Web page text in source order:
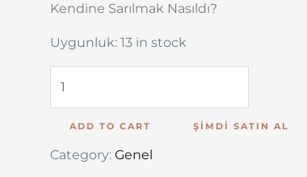
Kendine Sarılmak Nasıldı?
Uygunluk: 13 in stock
ADD TO CART ŞIMDI SATIN AL
Category:Genel